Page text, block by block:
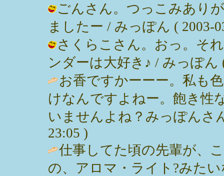
ごんさん。つっこみあり
ましたー / みっぽん ( 2003-
さくらこさん。おっ。そ
ンダーは大好き♪ / みっぽん
お香ですかーーー。私も
けなんですよねー。飽き性
いませんよね？みっぽんさ
23:05 )
仕事してた頃の先輩が、
の、アロマ・ライト?みた